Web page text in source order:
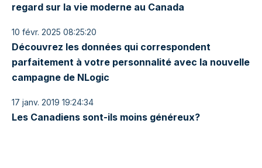
regard sur la vie moderne au Canada
10 févr. 2025 08:25:20
Découvrez les données qui correspondent
parfaitement à votre personnalité avec la nouvelle
campagne de NLogic
17 janv. 2019 19:24:34
Les Canadiens sont-ils moins généreux?